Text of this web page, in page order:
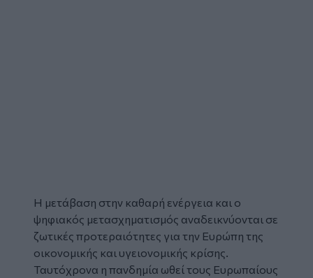
Η μετάβαση στην καθαρή ενέργεια και ο
ψηφιακός μετασχηματισμός αναδεικνύονται σε
ζωτικές προτεραιότητες για την Ευρώπη της
οικονομικής και υγειονομικής κρίσης.
Ταυτόχρονα η πανδημία ωθεί τους Ευρωπαίους